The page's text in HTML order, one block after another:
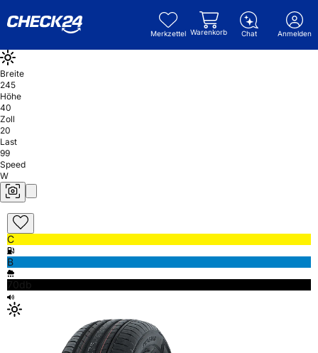
Merkzettel Warenkorb Chat Anmelden
Breite
245
Höhe
40
Zoll
20
Last
99
Speed
W
C
B
70db